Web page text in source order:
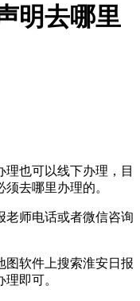
明去哪里
也可以线下办理，目
去哪里办理的。
老师电话或者微信咨询
图软件上搜索淮安日报
即可。